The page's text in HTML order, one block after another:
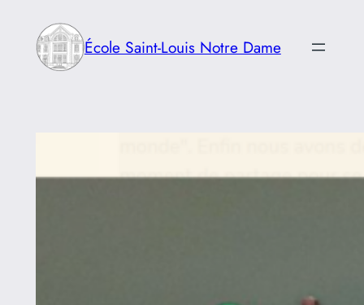
contenu
École Saint-Louis Notre Dame